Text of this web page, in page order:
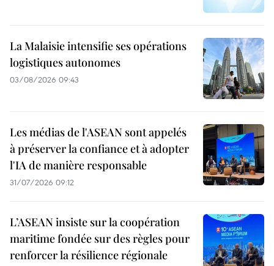
La Malaisie intensifie ses opérations
logistiques autonomes
03/08/2026 09:43
Les médias de l'ASEAN sont appelés
à préserver la confiance et à adopter
l'IA de manière responsable
31/07/2026 09:12
L’ASEAN insiste sur la coopération
maritime fondée sur des règles pour
renforcer la résilience régionale